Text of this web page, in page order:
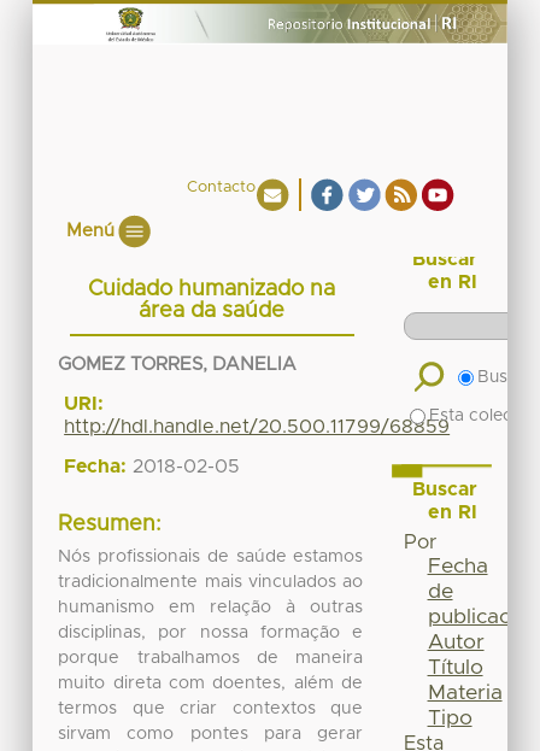
Contacto
Menú
Cuidado humanizado na
área da saúde
GOMEZ TORRES, DANELIA
URI:
http://hdl.handle.net/20.500.11799/68859
Fecha: 2018-02-05
Resumen:
Nós profissionais de saúde estamos
tradicionalmente mais vinculados ao
humanismo em relação à outras
disciplinas, por nossa formação e
porque trabalhamos de maneira
muito direta com doentes, além de
termos que criar contextos que
sirvam como pontes para gerar
Buscar
en RI
Buscar
Esta
Buscar
en RI
Por
Fecha
de
publicación
Autor
Título
Materia
Tipo
Esta